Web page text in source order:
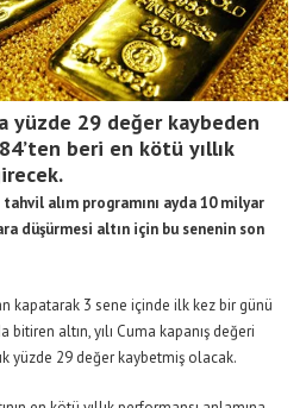
yüzde 29 değer kaybeden
beri en kötü yıllık
tahvil alım programını ayda 10 milyar
düşürmesi altın için bu senenin son
kapatarak 3 sene içinde ilk kez bir günü
bitiren altın, yılı Cuma kapanış değeri
yüzde 29 değer kaybetmiş olacak.